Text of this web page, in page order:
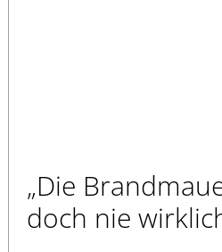
„Die
doch nie